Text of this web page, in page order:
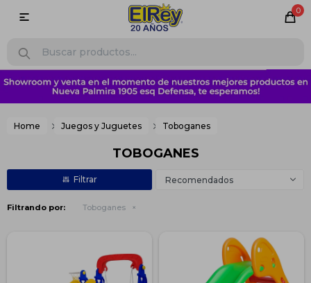
0

Home Juegos y Juguetes Toboganes
TOBOGANES
Recomendados
Filtrando por: Toboganes